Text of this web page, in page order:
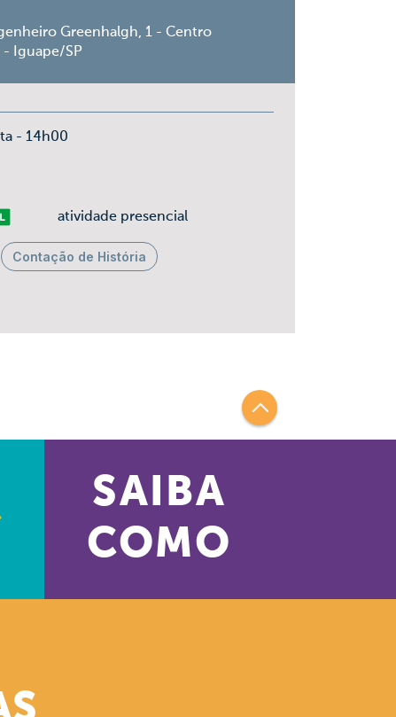
Greenhalgh, 1 - Centro
Iguape/SP
- 14h00
atividade presencial
Contação de História
SAIBA
COMO